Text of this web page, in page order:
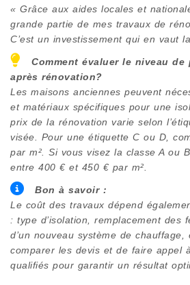
« Grâce aux aides locales et
grande partie de mes travaux de
C’est un investissement qui en vaut
Comment évaluer le niveau de
après rénovation?
Les maisons anciennes peuvent
et matériaux spécifiques pour une
prix de la rénovation varie selon
visée. Pour une étiquette C ou D,
par m². Si vous visez la classe A ou
entre 400 € et 450 € par m².
Bon à savoir :
Le coût des travaux dépend
: type d’isolation, remplacement des
d’un nouveau système de
comparer les devis et de faire appel
qualifiés pour garantir un résultat